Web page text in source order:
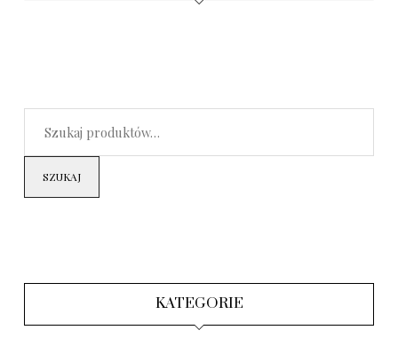
SZUKAJ
KATEGORIE